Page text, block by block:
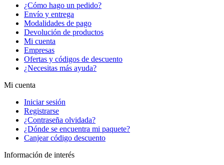
¿Cómo hago un pedido?
Envío y entrega
Modalidades de pago
Devolución de productos
Mi cuenta
Empresas
Ofertas y códigos de descuento
¿Necesitas más ayuda?
Mi cuenta
Iniciar sesión
Registrarse
¿Contraseña olvidada?
¿Dónde se encuentra mi paquete?
Canjear código descuento
Información de interés